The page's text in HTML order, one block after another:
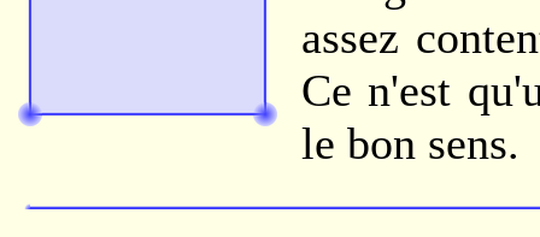
assez
Ce n'est
le bon sens.